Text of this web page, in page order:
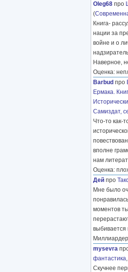
Oleg68 про
(
Книга-
нации за
войне и о
Наверное,
Оценка:
Barbud про
Ермака.
Самиздат,
Что-то как-
вполне
нам
Оценка:
Дей про
Мне было
моментов
выбивается
mysevra
фантастика,
Скучнее